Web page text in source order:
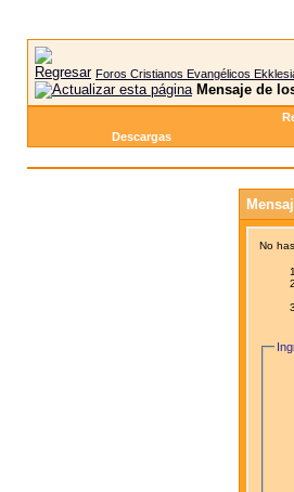
Foros Cristianos Evangélicos
Mensaje de
Descargas
No